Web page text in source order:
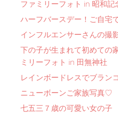
ファミリーフォト in 昭和記
ハーフバースデー！ご自宅
インフルエンサーさんの撮
下の子が生まれて初めての
ミリーフォト in 田無神社
レインボードレスでブラン
ニューボーンご家族写真♡
七五三７歳の可愛い女の子